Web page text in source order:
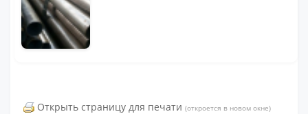
Открыть страницу для печати (откроется в новом окне)